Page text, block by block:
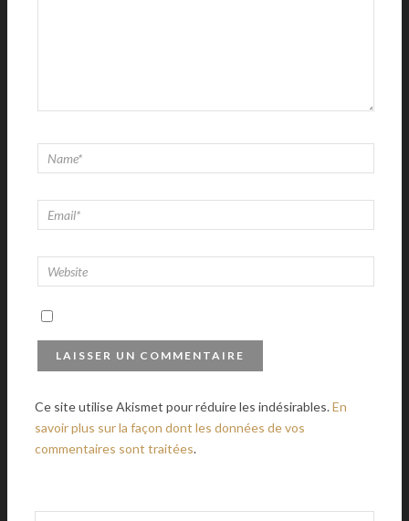
Ce site utilise Akismet pour réduire les indésirables.En
savoir plus sur la façon dont les données de vos
commentaires sont traitées.